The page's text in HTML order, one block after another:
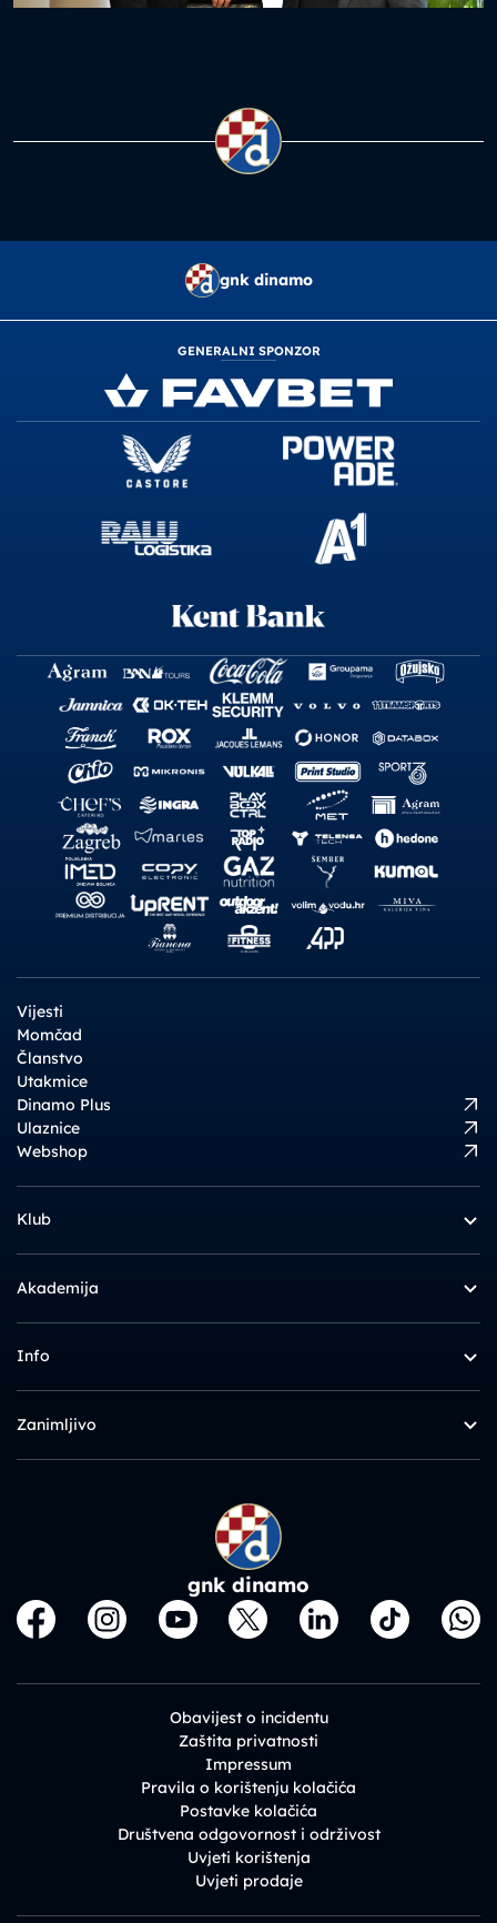
gnk dinamo
GENERALNI SPONZOR
Vijesti
Momčad
Članstvo
Utakmice
Dinamo Plus
Ulaznice
Webshop
Klub
Akademija
Info
Zanimljivo
gnk dinamo
Obavijest o incidentu
Zaštita privatnosti
Impressum
Pravila o korištenju kolačića
Postavke kolačića
Društvena odgovornost i održivost
Uvjeti korištenja
Uvjeti prodaje